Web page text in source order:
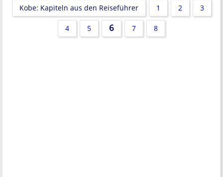
Kobe: Kapiteln aus den Reiseführer 1 2 3
4 5 6 7 8